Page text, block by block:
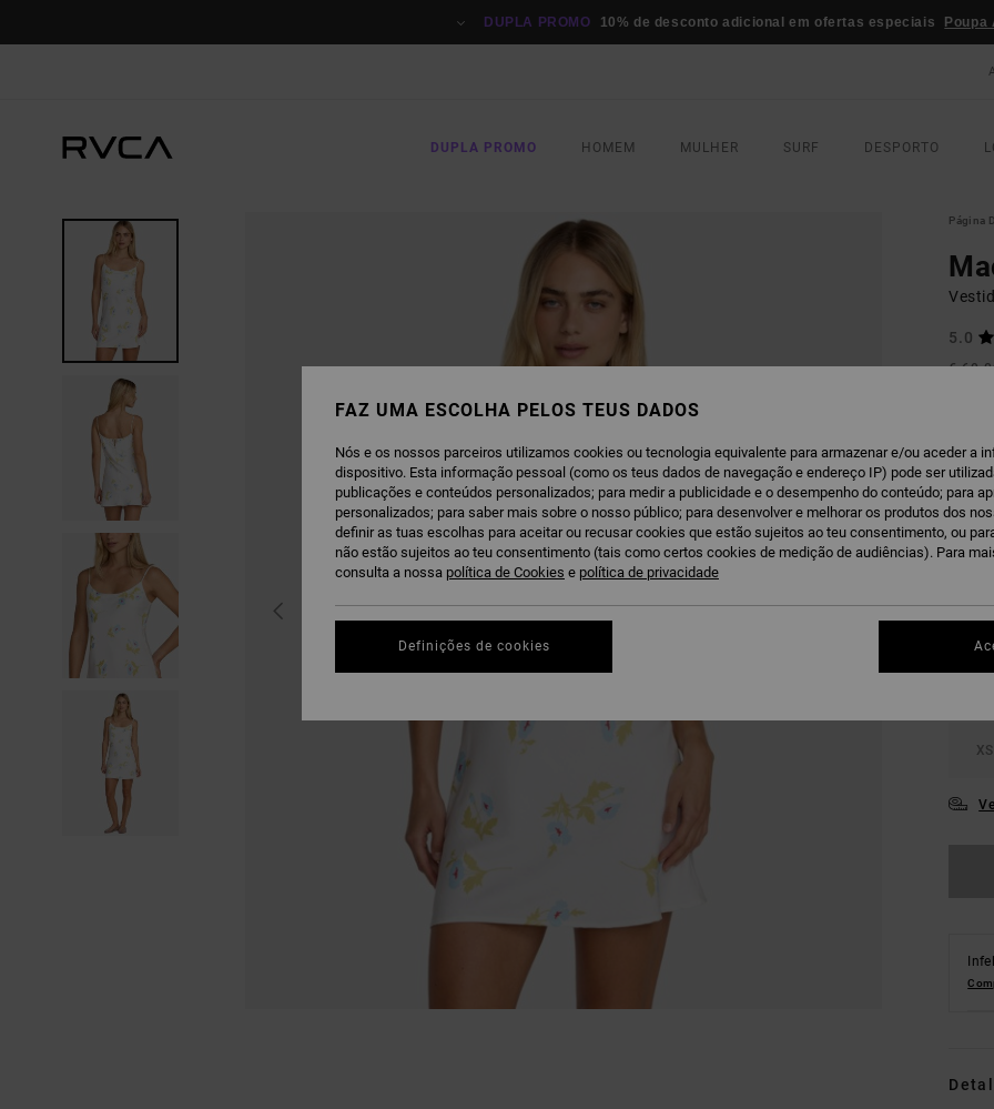
DUPLA PROMO 10% de desconto adicional em ofertas especiais Poupa
DUPLA PROMO HOMEM MULHER SURF DESPORTO
Página
5.0
€
Paga
XS
FAZ UMA ESCOLHA PELOS TEUS DADOS
Nós e os nossos parceiros utilizamos cookies ou tecnologia equivalente para armazenar e/ou aceder a
dispositivo. Esta informação pessoal (como os teus dados de navegação e endereço IP) pode ser
publicações e conteúdos personalizados; para medir a publicidade e o desempenho do conteúdo; para
personalizados; para saber mais sobre o nosso público; para desenvolver e melhorar os produtos dos
definir as tuas escolhas para aceitar ou recusar cookies que estão sujeitos ao teu consentimento, ou
não estão sujeitos ao teu consentimento (tais como certos cookies de medição de audiências). Para
consulta a nossa política de Cookies e política de privacidade
Definições de cookies